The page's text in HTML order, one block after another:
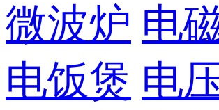
微波炉 电
电饭煲 电